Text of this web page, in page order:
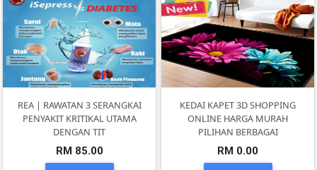
REA | RAWATAN 3 SERANGKAI
PENYAKIT KRITIKAL UTAMA
DENGAN TIT
RM 85.00
KEDAI KAPET 3D SHOPPING
ONLINE HARGA MURAH
PILIHAN BERBAGAI
RM 0.00
LAIN-
LAIN
KEPERLUAN(16)
SELECT
NEGERI